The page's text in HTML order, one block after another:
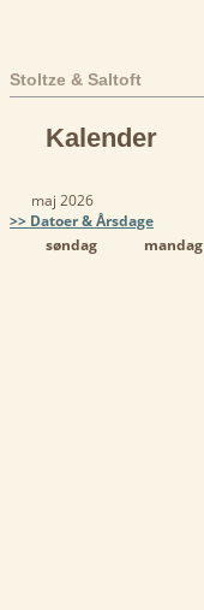
Stoltze & Saltoft
Kalender
maj 2026
>> Datoer & Årsdage
søndag
mandag